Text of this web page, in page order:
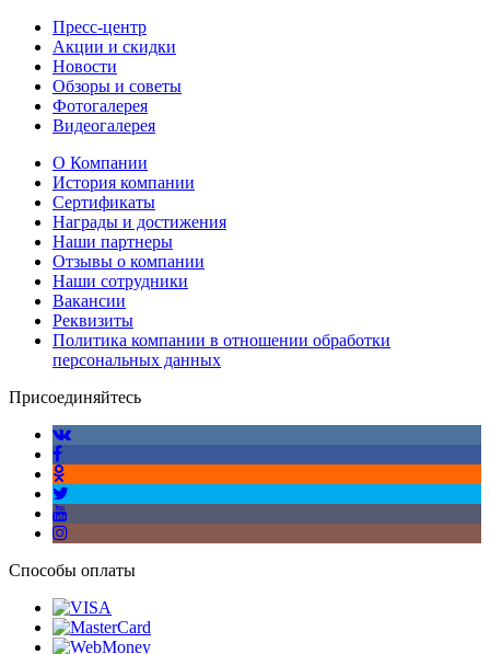
Гарантия
Гарантийный срок со дня продажи.
Гарантия производителя
Гарантия производителя
Гарантийный срок со дня производства
товара.
Срок службы
Срок службы
Срок службы - период, в течение
которого изготовитель обязуется
обеспечивать потребителя запасными
частями
Диаметр
Диаметр
Характеризует размер присоединяемого
трубопровода
Давление
давление при котором обеспечивается
указанная в паспорте герметичность и
срок эксплуатации
Пресс-центр
Акции и скидки
Новости
Обзоры и советы
Фотогалерея
Видеогалерея
О Компании
История компании
Сертификаты
Награды и достижения
Наши партнеры
Отзывы о компании
Наши сотрудники
Вакансии
Реквизиты
Политика компании в отношении обработки
персональных данных
Присоединяйтесь
Способы оплаты